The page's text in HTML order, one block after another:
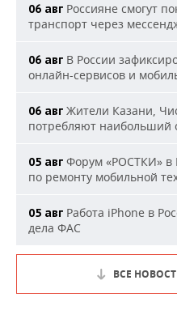
06 авг Россияне смогут
транспорт через
06 авг В России
онлайн-сервисов и
06 авг Жители Казани,
потребляют наибольший
05 авг Форум «РОСТКИ» в
по ремонту мобильной
05 авг Работа iPhone в
дела ФАС
ВСЕ